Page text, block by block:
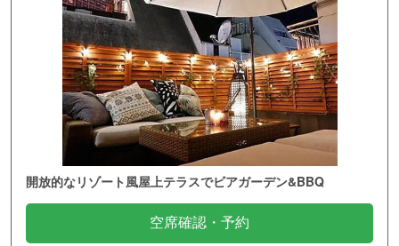
開放的なリゾート風屋上テラスでビアガーデン&BBQ
空席確認・予約